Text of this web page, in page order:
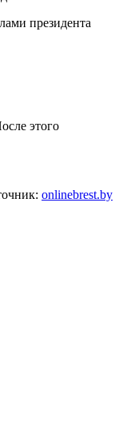
президента
этого
onlinebrest.by